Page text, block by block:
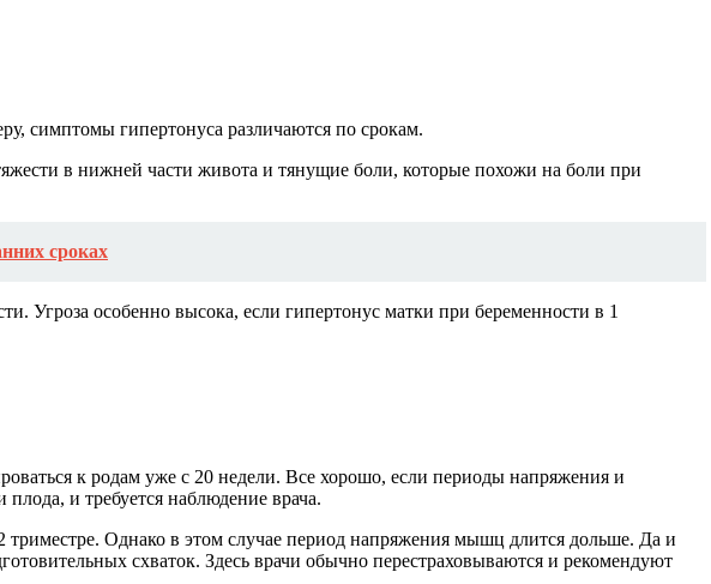
симптомы гипертонуса различаются по срокам.
в нижней части живота и тянущие боли, которые похожи на боли при
сроках
Угроза особенно высока, если гипертонус матки при беременности в 1
к родам уже с 20 недели. Все хорошо, если периоды напряжения и
и требуется наблюдение врача.
Однако в этом случае период напряжения мышц длится дольше. Да и
схваток. Здесь врачи обычно перестраховываются и рекомендуют